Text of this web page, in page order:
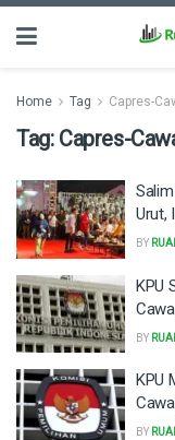
Home Tag Capres-
Tag: Capres-
Urut,
BY
KPU
BY
KPU
BY